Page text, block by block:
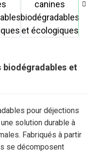
et
pour déjections
solution durable à
Fabriqués à partir
se décomposent